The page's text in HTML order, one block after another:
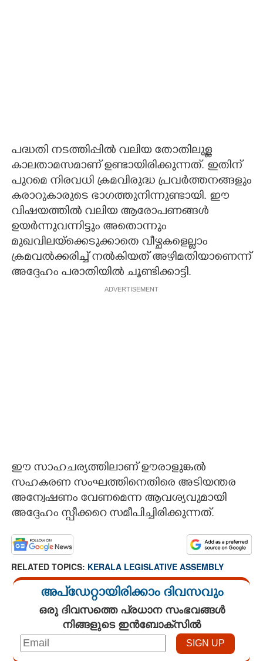
പദ്ധതി നടത്തിപ്പില്‍ വലിയ തോതിലുള്ള
കാലതാമസമാണ് ഉണ്ടായിരിക്കുന്നത്. ഇതിന്
പുറമെ നിരവധി ക്രമവിരുദ്ധ പ്രവര്‍ത്തനങ്ങളും
കരാറുകാരുടെ ഭാഗത്തുനിന്നുണ്ടായി. ഈ
വിഷയത്തില്‍ വലിയ ആരോപണങ്ങള്‍
ഉയര്‍ന്നുവന്നിട്ടും അതൊന്നും
മുഖവിലയ്ക്കെടുക്കാതെ വീഴ്ചകളെല്ലാം
ക്രമവല്‍ക്കരിച്ച് നല്‍കിയത് അഴിമതിയാണെന്ന്
അദ്ദേഹം പരാതിയില്‍ ചൂണ്ടിക്കാട്ടി.
ADVERTISEMENT
ഈ സാഹചര്യത്തിലാണ് ഊരാളുങ്കല്‍
സഹകരണ സംഘത്തിനെതിരെ അടിയന്തര
അന്വേഷണം വേണമെന്ന ആവശ്യവുമായി
അദ്ദേഹം സ്പീക്കറെ സമീപിച്ചിരിക്കുന്നത്.
RELATED TOPICS: KERALA LEGISLATIVE ASSEMBLY
അപ്ഡേറ്റായിരിക്കാം ദിവസവും
ഒരു ദിവസത്തെ പ്രധാന സംഭവങ്ങൾ
നിങ്ങളുടെ ഇൻബോക്സിൽ